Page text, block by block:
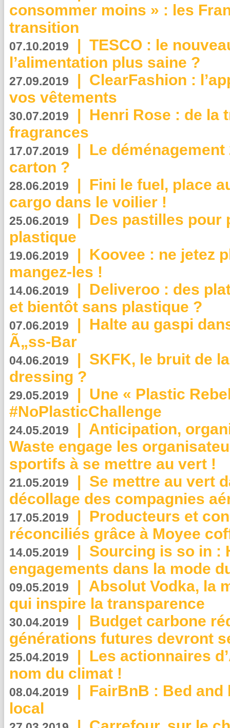
consommer moins » : les
transition
07.10.2019 | TESCO : le
l’alimentation plus saine ?
27.09.2019 | ClearFashion :
vos vêtements
30.07.2019 | Henri Rose : de la
fragrances
17.07.2019 | Le
carton ?
28.06.2019 | Fini le fuel, place
cargo dans le voilier !
25.06.2019 | Des pastilles pour
plastique
19.06.2019 | Koovee : ne jetez
mangez-les !
14.06.2019 | Deliveroo : des
et bientôt sans plastique ?
07.06.2019 | Halte au gaspi
Ã„ss-Bar
04.06.2019 | SKFK, le bruit de
dressing ?
29.05.2019 | Une « Plastic
#NoPlasticChallenge
24.05.2019 | Anticipation,
Waste engage les
sportifs à se mettre au vert !
21.05.2019 | Se mettre au vert
décollage des compagnies
17.05.2019 | Producteurs et
réconciliés grâce à Moyee
14.05.2019 | Sourcing is so in :
engagements dans la mode
09.05.2019 | Absolut Vodka, la
qui inspire la transparence
30.04.2019 | Budget carbone
générations futures devront
25.04.2019 | Les actionnaires
nom du climat !
08.04.2019 | FairBnB : Bed
local